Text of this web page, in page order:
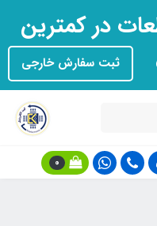
در کمترین
ثبت سفارش خارجی
0